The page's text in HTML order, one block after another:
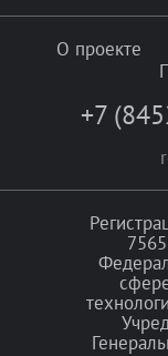
О проекте
+7